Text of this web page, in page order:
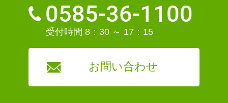
0585-36-1100
受付時間 8：30 ～ 17：15
お問い合わせ